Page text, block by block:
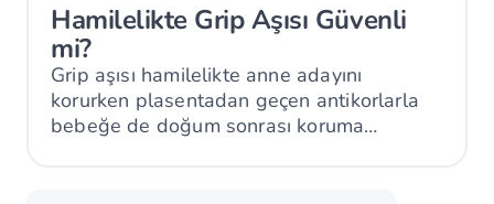
Hamilelikte Grip Aşısı Güvenli
mi?
Grip aşısı hamilelikte anne adayını
korurken plasentadan geçen antikorlarla
bebeğe de doğum sonrası koruma